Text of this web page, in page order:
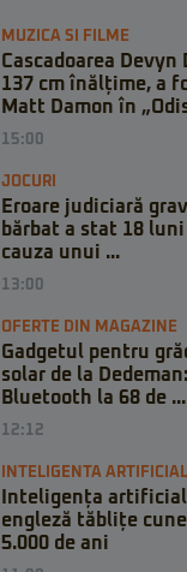
MUZICA SI FILME
Cascadoarea Devyn
137 cm înălțime, a
Matt Damon în
15:00
JOCURI
Eroare judiciară
bărbat a stat 18
cauza unui ...
13:00
OFERTE DIN MAGAZINE
Gadgetul pentru
solar de la
Bluetooth la 68 de ...
12:12
INTELIGENTA
Inteligența
engleză tăblițe
5.000 de ani